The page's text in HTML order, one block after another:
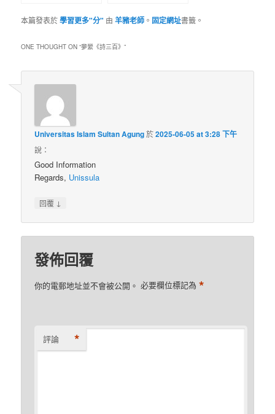
本篇發表於學習更多"分" 由羊豬老師 。 固定網址書籤。
ONE THOUGHT ON “夢縈《詩三百》”
Universitas Islam Sultan Agung於2025-06-05 at 3:28 下午
說：
Good Information
Regards, Unissula
回覆 ↓
發佈回覆
你的電郵地址並不會被公開。 必要欄位標記為*
評論 *